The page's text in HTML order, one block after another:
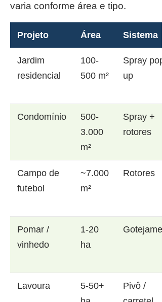
varia conforme área e tipo.
Projeto Área Sistema
Jardim
residencial
100-
500 m²
Spray pop-
up
Condomínio
500-
3.000
m²
Spray +
rotores
Campo de
futebol
~7.000
m²
Rotores
Pomar /
vinhedo
1-20
ha
Lavoura
5-50+
Pivô /